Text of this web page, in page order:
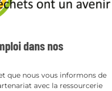
dans nos
que nous vous informons de
avec la ressourcerie